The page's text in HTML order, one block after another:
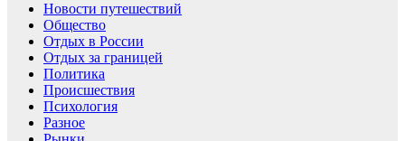
Новости путешествий
Общество
Отдых в России
Отдых за границей
Политика
Происшествия
Психология
Разное